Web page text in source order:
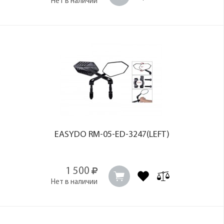
EASYDO RM-05-ED-3247(LEFT)
1 500
Нет в наличии